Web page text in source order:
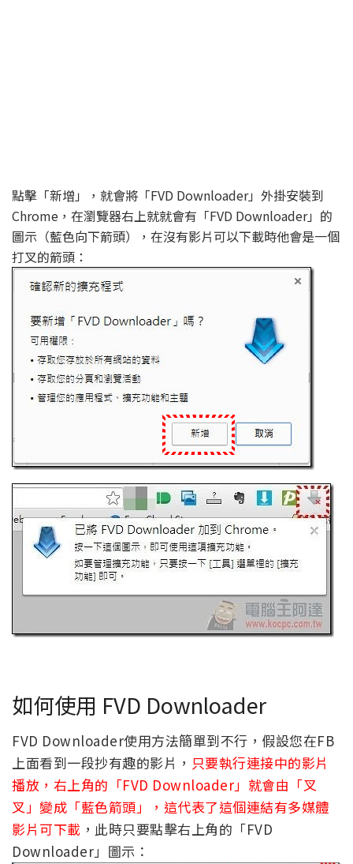
點擊「新增」，就會將「FVD Downloader」外掛安裝到
Chrome，在瀏覽器右上就就會有「FVD Downloader」的
圖示（藍色向下箭頭），在沒有影片可以下載時他會是一個
打叉的箭頭：
如何使用 FVD Downloader
FVD Downloader使用方法簡單到不行，假設您在FB
上面看到一段抄有趣的影片， 只要執行連接中的影片
播放，右上角的「FVD Downloader」就會由「叉
叉」變成「藍色箭頭」，這代表了這個連結有多媒體
影片可下載 ，此時只要點擊右上角的「FVD
Downloader」圖示：